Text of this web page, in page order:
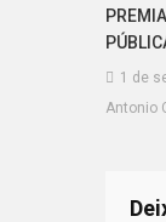
1 de
Antonio